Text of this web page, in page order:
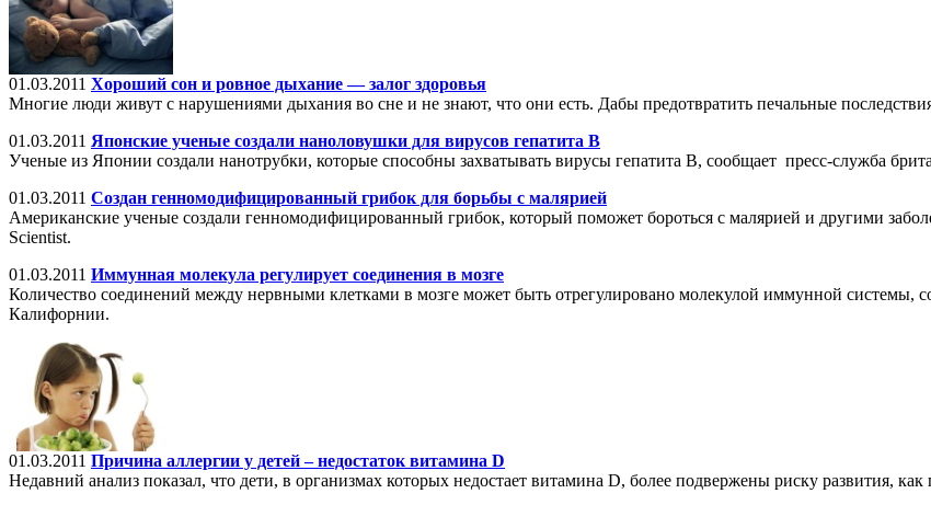
01.03.2011 Хороший сон и ровное дыхание — залог здоровья
Многие люди живут с нарушениями дыхания во сне и не знают, что они есть. Дабы предотвратить печальные
01.03.2011 Японские ученые создали наноловушки для вирусов гепатита B
Ученые из Японии создали нанотрубки, которые способны захватывать вирусы гепатита B, сообщает пресс-служба
01.03.2011 Создан генномодифицированный грибок для борьбы с малярией
Американские ученые создали генномодифицированный грибок, который поможет бороться с малярией и другими
Scientist.
01.03.2011 Иммунная молекула регулирует соединения в мозге
Количество соединений между нервными клетками в мозге может быть отрегулировано молекулой иммунной системы,
Калифорнии.
01.03.2011 Причина аллергии у детей – недостаток витамина D
Недавний анализ показал, что дети, в организмах которых недостает витамина D, более подвержены риску развития,